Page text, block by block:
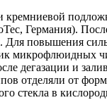
кремниевой
Германия).
повышения
микрофлюидных
дегазации и
от
стекла в